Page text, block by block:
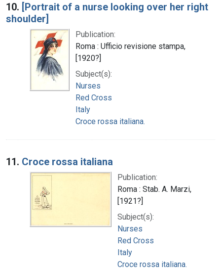
10. [Portrait of a nurse looking over her right
shoulder]
Publication:
Roma : Ufficio revisione stampa,
[1920?]
Subject(s):
Nurses
Red Cross
Italy
Croce rossa italiana.
11. Croce rossa italiana
Publication:
Roma : Stab. A. Marzi,
[1921?]
Subject(s):
Nurses
Red Cross
Italy
Croce rossa italiana.